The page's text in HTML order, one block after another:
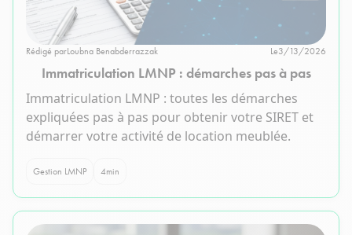
Rédigé parLoubna Benabderrazzak Le3/13/2026
Immatriculation LMNP : démarches pas à pas
Immatriculation LMNP : toutes les démarches
expliquées pas à pas pour obtenir votre SIRET et
démarrer votre activité de location meublée.
Gestion LMNP 4min